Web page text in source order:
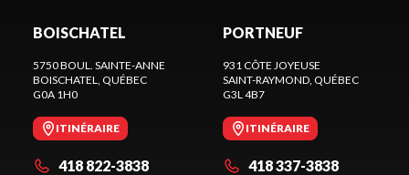
BOISCHATEL
5750 BOUL. SAINTE-ANNE
BOISCHATEL
, QUÉBEC
G0A 1H0
ITINÉRAIRE
418 822-3838
PORTNEUF
931 CÔTE JOYEUSE
SAINT-RAYMOND , QUÉBEC
G3L 4B7
ITINÉRAIRE
418 337-3838